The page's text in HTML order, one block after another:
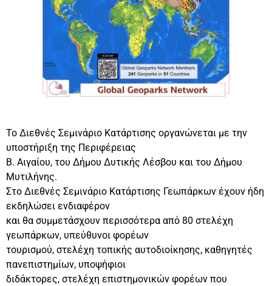
Το Διεθνές Σεμινάριο Κατάρτισης οργανώνεται με την
υποστήριξη της Περιφέρειας
Β. Αιγαίου, του Δήμου Δυτικής Λέσβου και του Δήμου
Μυτιλήνης.
Στο Διεθνές Σεμινάριο Κατάρτισης Γεωπάρκων έχουν ήδη
εκδηλώσει ενδιαφέρον
και θα συμμετάσχουν περισσότερα από 80 στελέχη
γεωπάρκων, υπεύθυνοι φορέων
τουρισμού, στελέχη τοπικής αυτοδιοίκησης, καθηγητές
πανεπιστημίων, υποψήφιοι
διδάκτορες, στελέχη επιστημονικών φορέων που